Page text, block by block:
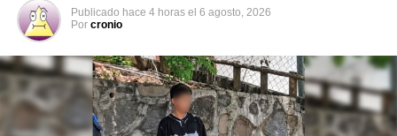
Publicado hace 4 horas el 6 agosto, 2026
Por cronio